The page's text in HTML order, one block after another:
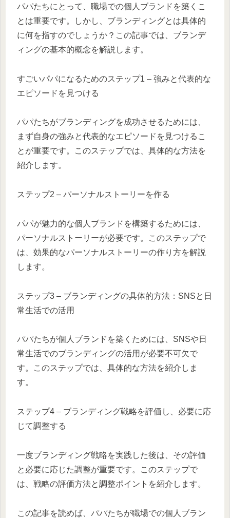
パパたちにとって、職場での個人ブランドを築くこ
とは重要です。しかし、ブランディングとは具体的
に何を指すのでしょうか？この記事では、ブランデ
ィングの基本的概念を解説します。
すごいパパになるためのステップ1 – 強みと代表的な
エピソードを見つける
パパたちがブランディングを成功させるためには、
まず自身の強みと代表的なエピソードを見つけるこ
とが重要です。このステップでは、具体的な方法を
紹介します。
ステップ2 – パーソナルストーリーを作る
パパが魅力的な個人ブランドを構築するためには、
パーソナルストーリーが必要です。このステップで
は、効果的なパーソナルストーリーの作り方を解説
します。
ステップ3 – ブランディングの具体的方法：SNSと日
常生活での活用
パパたちが個人ブランドを築くためには、SNSや日
常生活でのブランディングの活用が必要不可欠で
す。このステップでは、具体的な方法を紹介しま
す。
ステップ4 – ブランディング戦略を評価し、必要に応
じて調整する
一度ブランディング戦略を実践した後は、その評価
と必要に応じた調整が重要です。このステップで
は、戦略の評価方法と調整ポイントを紹介します。
この記事を読めば、パパたちが職場での個人ブラン